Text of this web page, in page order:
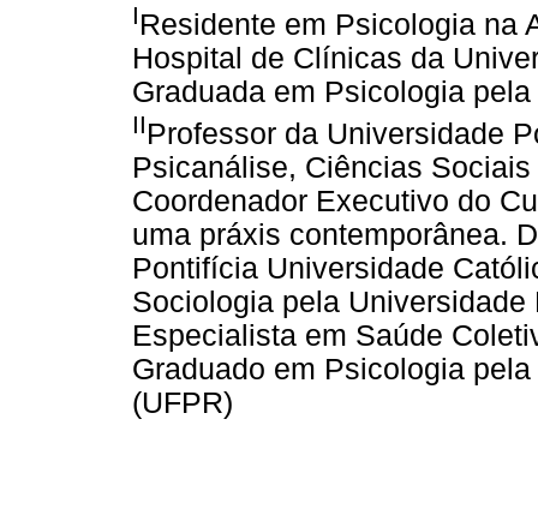
IResidente em Psicologia na
Hospital de Clínicas da
Graduada em Psicologia
IIProfessor da Universidade
Psicanálise, Ciências
Coordenador Executivo do
uma práxis contemporânea.
Pontifícia Universidade
Sociologia pela
Especialista em Saúde
Graduado em Psicologia
(UFPR)